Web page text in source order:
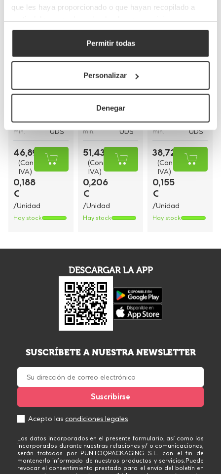
que les haya proporcionado o que hayan recopilado a
Permitir todas
Personalizar
Denegar
kraft con asas
Cantidad
mín.
250
UDS
46,89 €
(Con
IVA)
0,188
€
/Unidad
Hay stock
Bolsas de papel
blancas con asa
(30+18x29cm)
Medidas30+18x29cm
Cantidad
mín.
250
UDS
51,43 €
(Con
IVA)
0,206
€
/Unidad
Hay stock
blancas asa
Cantidad
mín.
250
UDS
38,72 €
(Con
IVA)
0,155
€
/Unidad
Hay stock
DESCARGAR LA APP
SUSCRÍBETE A NUESTRA NEWSLETTER
Acepto las condiciones legales
Los datos incorporados en el presente formulario, así como los
incorporados durante nuestras relaciones y/ o comunicaciones,
serán tratados por PUNTOQPACKAGING S.L. con el fin de
mantenerlo informado de nuestros productos y servicios.Puede
revocar el consentimiento prestado para el envío del boletín en